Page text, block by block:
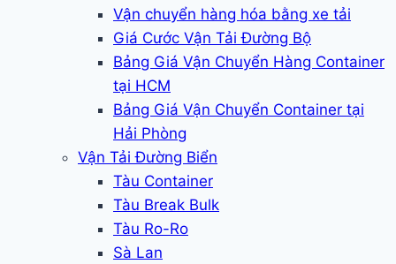
Vận chuyển hàng hóa bằng xe tải
Giá Cước Vận Tải Đường Bộ
Bảng Giá Vận Chuyển Hàng Container
tại HCM
Bảng Giá Vận Chuyển Container tại
Hải Phòng
Vận Tải Đường Biển
Tàu Container
Tàu Break Bulk
Tàu Ro-Ro
Sà Lan